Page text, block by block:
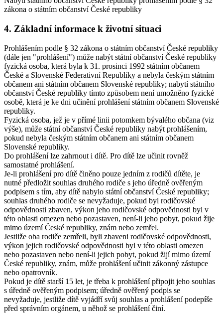
zákona o státním občanství České republiky
4. Základní informace k životní situaci
Prohlášením podle § 32 zákona o státním občanství České republiky
(dále jen "prohlášení") může nabýt státní občanství České republiky
fyzická osoba, která byla k 31. prosinci 1992 státním občanem
České a Slovenské Federativní Republiky a nebyla českým státním
občanem ani státním občanem Slovenské republiky; nabytí státního
občanství České republiky tímto způsobem není umožněno fyzické
osobě, která je ke dni učinění prohlášení státním občanem Slovenské
republiky.
Fyzická osoba, jež je v přímé linii potomkem bývalého občana (viz
výše), může státní občanství České republiky nabýt prohlášením,
pokud nebyla českým státním občanem ani státním občanem
Slovenské republiky.
Do prohlášení lze zahrnout i dítě. Pro dítě lze učinit rovněž
samostatné prohlášení.
Je-li prohlášení pro dítě činěno pouze jedním z rodičů dítěte, je
nutné předložit souhlas druhého rodiče s jeho úředně ověřeným
podpisem s tím, aby dítě nabylo státní občanství České republiky;
souhlas druhého rodiče se nevyžaduje, pokud byl rodičovské
odpovědnosti zbaven, výkon jeho rodičovské odpovědnosti byl v
této oblasti omezen nebo pozastaven, není-li jeho pobyt, pokud žije
mimo území České republiky, znám nebo zemřel.
Jestliže oba rodiče zemřeli, byli zbaveni rodičovské odpovědnosti,
výkon jejich rodičovské odpovědnosti byl v této oblasti omezen
nebo pozastaven nebo není-li jejich pobyt, pokud žijí mimo území
České republiky, znám, může prohlášení učinit zákonný zástupce
nebo opatrovník.
Pokud je dítě starší 15 let, je třeba k prohlášení připojit jeho souhlas
s úředně ověřeným podpisem; úředně ověřený podpis se
nevyžaduje, jestliže dítě vyjádří svůj souhlas a prohlášení podepíše
před správním orgánem, u něhož se prohlášení činí.